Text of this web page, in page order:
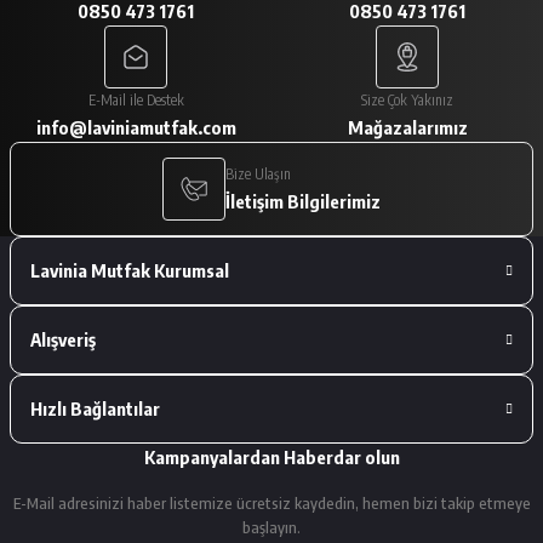
A... V... | 29/01/2026
Paketleme çok iyiydi. Ürünler tam
istediğimiz gibiydi.
A... V... | 29/01/2026
Deneyimini Paylaş
0850 473 1761 0850 473 1761
E-Mail ile Destek
info@laviniamutfak.com
Size Çok Yakınız
Mağazalarımız
Bize Ulaşın
İletişim Bilgilerimiz
Lavinia Mutfak Kurumsal
Alışveriş
Hızlı Bağlantılar
Kampanyalardan Haberdar olun
E-Mail adresinizi haber listemize ücretsiz kaydedin, hemen bizi takip etmeye
başlayın.